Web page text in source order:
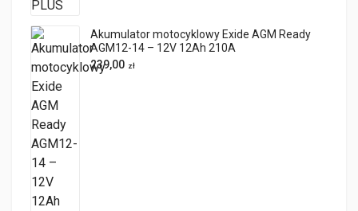
Akumulator motocyklowy Exide AGM Ready
AGM12-14 – 12V 12Ah 210A
239,00 zł